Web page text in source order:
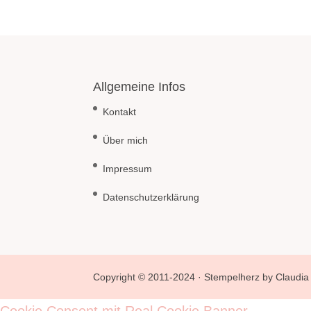
Allgemeine Infos
Kontakt
Über mich
Impressum
Datenschutzerklärung
Copyright © 2011-2024 · Stempelherz by